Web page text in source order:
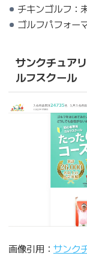
チキンゴルフ：
ゴルフパフォー
サンクチュア
ルフスクール
画像引用： サンク